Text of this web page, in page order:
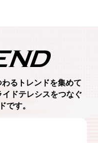
わるトレンドを集めて
イドテレシスをつなぐ
です。